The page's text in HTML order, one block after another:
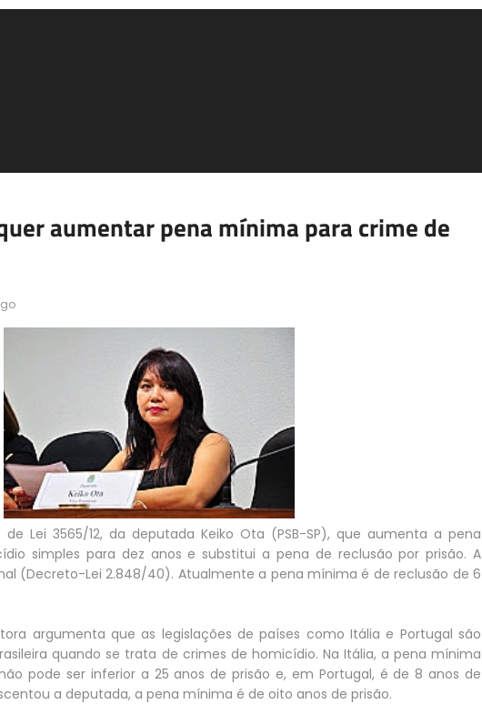
aumentar pena mínima para crime de
Lei 3565/12, da deputada Keiko Ota (PSB-SP), que aumenta a pena
simples para dez anos e substitui a pena de reclusão por prisão. A
(Decreto-Lei 2.848/40). Atualmente a pena mínima é de reclusão de 6
argumenta que as legislações de países como Itália e Portugal são
quando se trata de crimes de homicídio. Na Itália, a pena mínima
pode ser inferior a 25 anos de prisão e, em Portugal, é de 8 anos de
a deputada, a pena mínima é de oito anos de prisão.